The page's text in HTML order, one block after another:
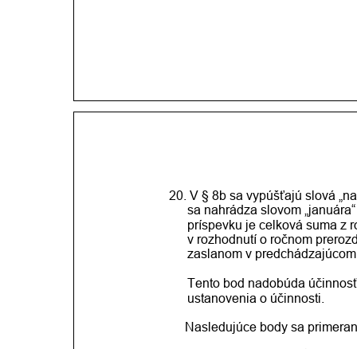
20. V § 8b sa vypúšťajú slová
sa nahrádza slovom
príspevku je celková suma z
v rozhodnutí o ročnom
zaslanom v predchádzajúcom
Tento bod nadobúda
ustanovenia o účinnosti.
Nasledujúce body sa